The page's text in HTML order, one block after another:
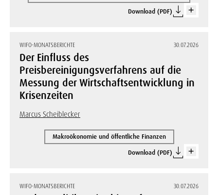
Download (PDF)
WIFO-MONATSBERICHTE 30.07.2026
Der Einfluss des
Preisbereinigungsverfahrens auf die
Messung der Wirtschaftsentwicklung in
Krisenzeiten
Marcus Scheiblecker
Makroökonomie und öffentliche Finanzen
Download (PDF)
WIFO-MONATSBERICHTE 30.07.2026